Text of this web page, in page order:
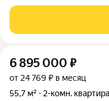
любимые садики (№44,
«Монетка»), аптеки,
6 895 000 ₽
от 24 769 ₽ в месяц
55,7 м²
2-комн. квартира